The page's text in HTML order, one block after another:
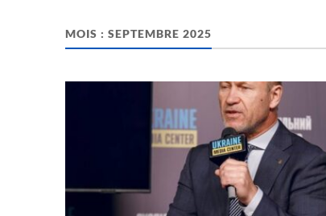
MOIS : SEPTEMBRE 2025